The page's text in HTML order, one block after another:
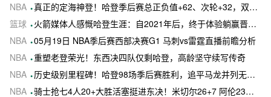
NBA 真正的定海神登！哈登季后赛总正负值+62、次轮+32，双数据领跑骑士全队
篮球
火箭媒体人感慨哈登生涯：自2021年后，终于体验躺赢晋级滋味
NBA 05月19日 NBA季后赛西部决赛G1 马刺vs雷霆直播前瞻分析
NBA 重塑老登荣光！东西决四队仅剩哈登，高龄坚守续写传奇
NBA
历史级别里程碑！哈登98场季后赛胜利，追平马龙并列无冠球员历史第一
NBA 骑士抢七4人20+大胜活塞挺进东决！米切尔26+7 阿伦23分 梅里尔23分 詹金斯17分